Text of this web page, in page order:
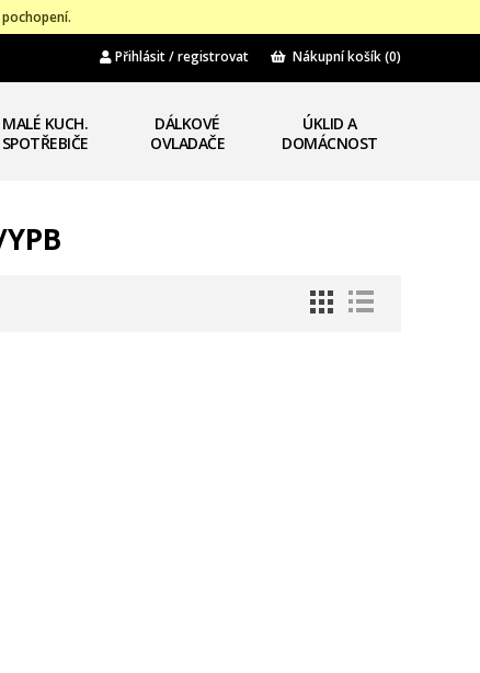
Přihlásit / registrovat Nákupní košík(0)
MALÉ KUCH.
SPOTŘEBIČE
DÁLKOVÉ
OVLADAČE
ÚKLID A
DOMÁCNOST